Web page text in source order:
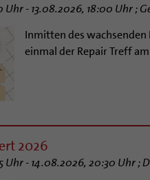
Uhr - 13.08.2026, 18:00 Uhr ;
Inmitten des
einmal der Repair Treff
2026
Uhr - 14.08.2026, 20:30 Uhr ;